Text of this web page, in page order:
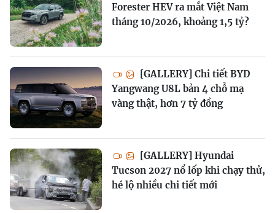
Forester HEV ra mắt Việt Nam
tháng 10/2026, khoảng 1,5 tỷ?
[GALLERY] Chi tiết BYD
Yangwang U8L bản 4 chỗ mạ
vàng thật, hơn 7 tỷ đồng
[GALLERY] Hyundai
Tucson 2027 nổ lốp khi chạy thử,
hé lộ nhiều chi tiết mới